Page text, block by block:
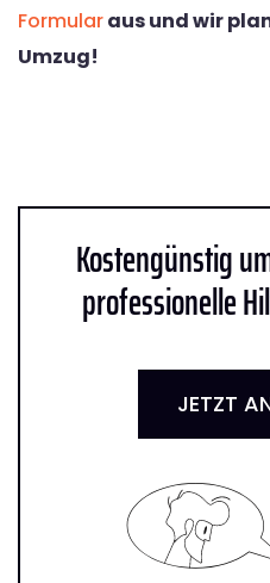
Formularaus und wir
Umzug!
Kostengünstig
professionelle
JETZT